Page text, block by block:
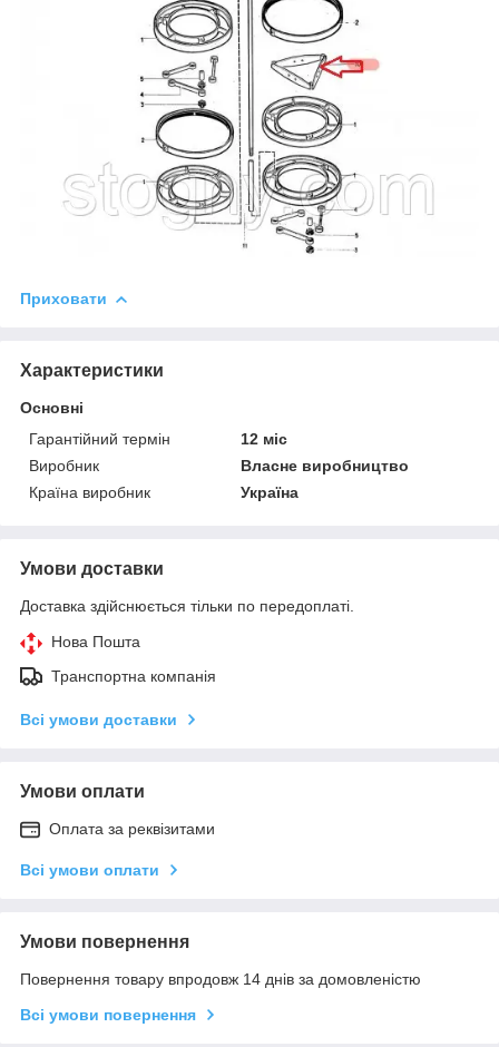
Приховати
Характеристики
Основні
Гарантійний термін
12 міс
Виробник
Власне виробництво
Країна виробник
Україна
Умови доставки
Доставка здійснюється тільки по передоплаті.
Нова Пошта
Транспортна компанія
Всі умови доставки
Умови оплати
Оплата за реквізитами
Всі умови оплати
Умови повернення
Повернення товару впродовж 14 днів за домовленістю
Всі умови повернення